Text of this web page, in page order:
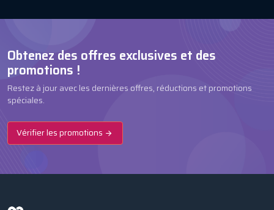
Obtenez des offres exclusives et des
promotions !
Restez à jour avec les dernières offres, réductions et promotions
spéciales.
Vérifier les promotions